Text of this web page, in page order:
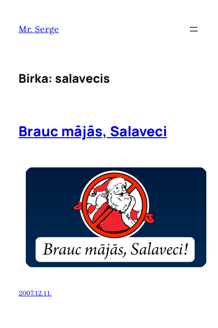
saturu
Mr. Serge
Birka: salavecis
Brauc mājās, Salaveci
2007.12.11.